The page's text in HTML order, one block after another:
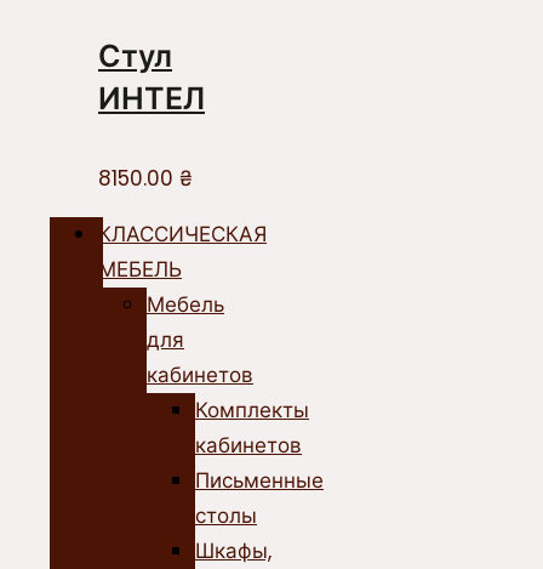
Стул
ИНТЕЛ
8150.00 ₴
КЛАССИЧЕСКАЯ
МЕБЕЛЬ
Мебель
для
кабинетов
Комплекты
кабинетов
Письменные
столы
Шкафы,